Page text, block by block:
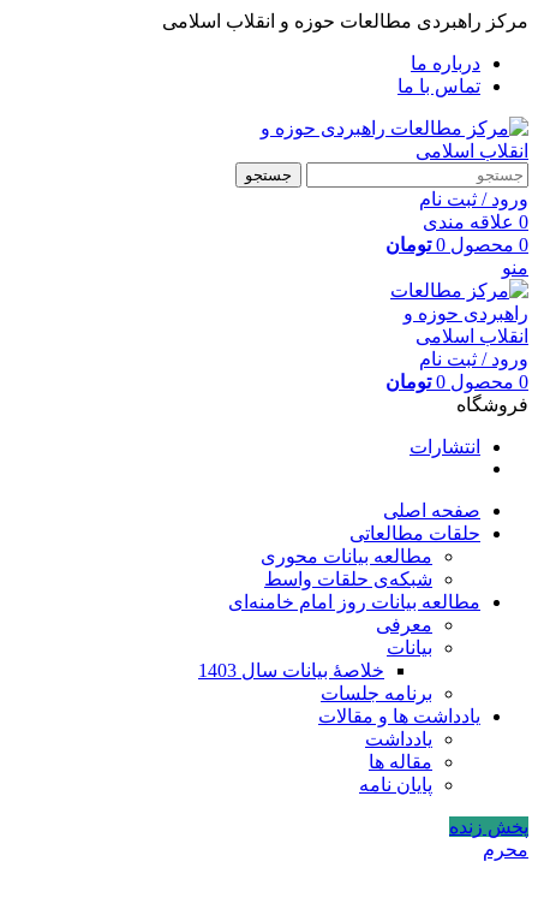
مرکز راهبردی مطالعات حوزه و انقلاب اسلامی
درباره ما
تماس با ما
جستجو
ورود / ثبت نام
0 علاقه مندی
0 محصول 0 تومان
منو
ورود / ثبت نام
0 محصول 0 تومان
فروشگاه
انتشارات
صفحه اصلی
حلقات مطالعاتی
مطالعه بیانات محوری
شبکه‌ی حلقات واسط
مطالعه بیانات روز امام خامنه‌ای
معرفی
بیانات
خلاصۀ بیانات سال 1403
برنامه جلسات
یادداشت ها و مقالات
یادداشت
مقاله ها
پایان نامه
پخش زنده
محرم